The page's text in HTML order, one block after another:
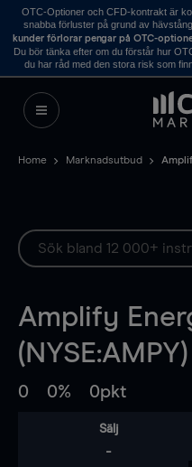
OTC-Optioner och CFD-kontrakt är
snabba förluster på grund av
kunder förlorar pengar på OTC-
Du bör tänka efter om du förstår hur
du har råd med den stora risk som
Home Marknadsutbud
Amplify
0 0% 0pkt
Sälj
-